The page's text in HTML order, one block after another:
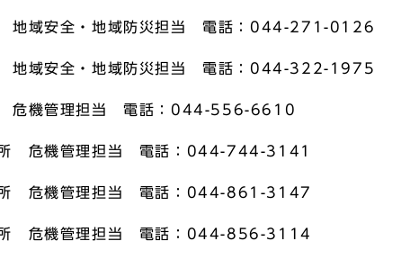
地域安全・地域防災担当 電話：044-271-0126
地域安全・地域防災担当 電話：044-322-1975
危機管理担当 電話：044-556-6610
所 危機管理担当 電話：044-744-3141
所 危機管理担当 電話：044-861-3147
所 危機管理担当 電話：044-856-3114